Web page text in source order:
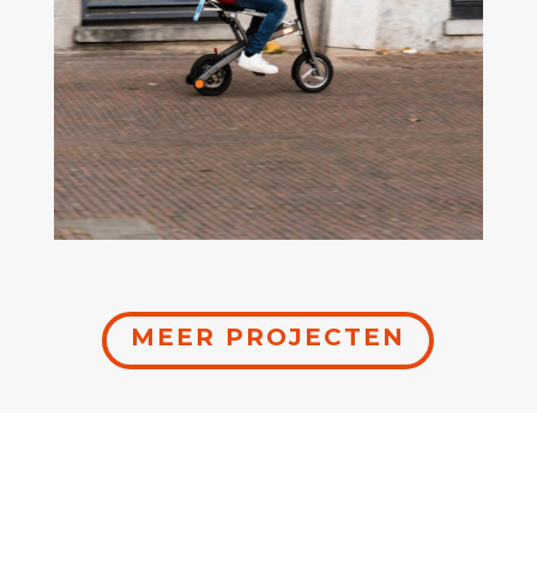
MEER PROJECTEN